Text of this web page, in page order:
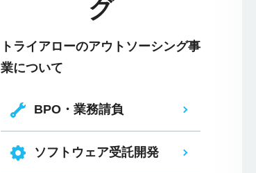
グ
トライアローのアウトソーシング事
業について
BPO・業務請負
ソフトウェア受託開発